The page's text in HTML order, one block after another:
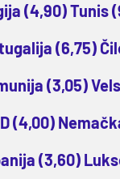
(4,90) Tunis
(6,75)
(3,05)
(4,00)
(3,60)